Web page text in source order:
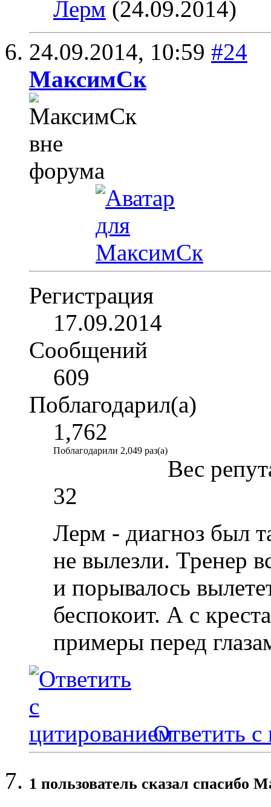
Лерм (24.09.2014)
24.09.2014, 10:59 #24
МаксимСк
Регистрация
17.09.2014
Сообщений
609
Поблагодарил(а)
1,762
Поблагодарили 2,049 раз(а)
Вес
32
Лерм - диагноз был
не вылезли. Тренер
и порывалось
беспокоит. А с
примеры перед
Ответить с
1 пользователь сказал cпасибо